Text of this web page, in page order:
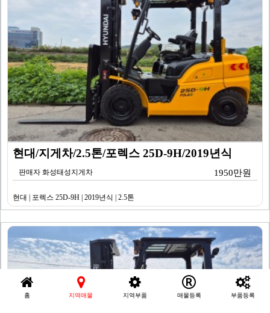
현대/지게차/2.5톤/포렉스 25D-9H/2019년식
판매자 화성태성지게차 1950만원
현대 | 포렉스 25D-9H | 2019년식 | 2.5톤
홈 지역매물 지역부품 매물등록 부품등록